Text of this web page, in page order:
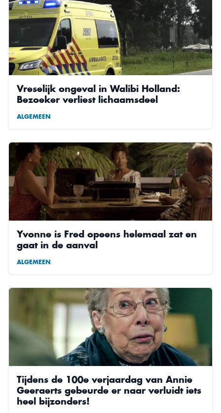
Vreselijk ongeval in Walibi Holland:
Bezoeker verliest lichaamsdeel
ALGEMEEN
Yvonne is Fred opeens helemaal zat en
gaat in de aanval
ALGEMEEN
Tijdens de 100e verjaardag van Annie
Geeraerts gebeurde er naar verluidt iets
heel bijzonders!